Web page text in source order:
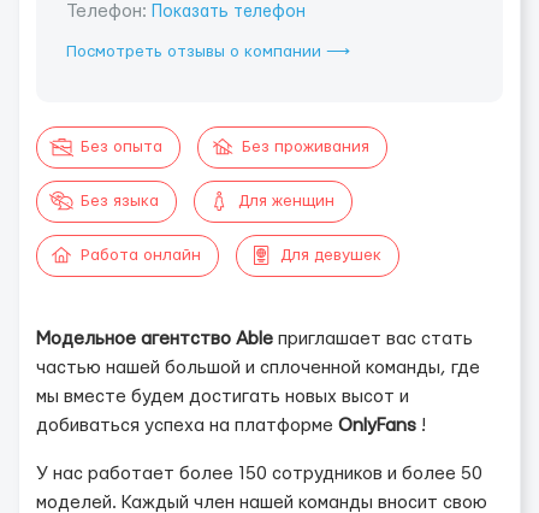
Телефон: Показать телефон
Посмотреть отзывы о компании ⟶
Без опыта Без проживания
Без языка Для женщин
Работа онлайн Для девушек
Модельное агентство Able приглашает вас стать
частью нашей большой и сплоченной команды, где
мы вместе будем достигать новых высот и
добиваться успеха на платформе OnlyFans !
У нас работает более 150 сотрудников и более 50
моделей. Каждый член нашей команды вносит свою